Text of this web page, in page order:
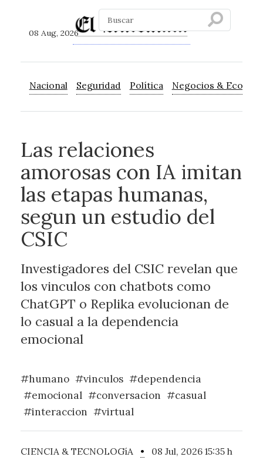
08 Aug, 2026
Nacional Seguridad Política Negocios &
Las relaciones
amorosas con IA imitan
las etapas humanas,
segun un estudio del
CSIC
Investigadores del CSIC revelan que
los vinculos con chatbots como
ChatGPT o Replika evolucionan de
lo casual a la dependencia
emocional
#humano #vinculos #dependencia
#emocional #conversacion #casual
#interaccion #virtual
CIENCIA & TECNOLOGíA • 08 Jul, 2026 15:35 h